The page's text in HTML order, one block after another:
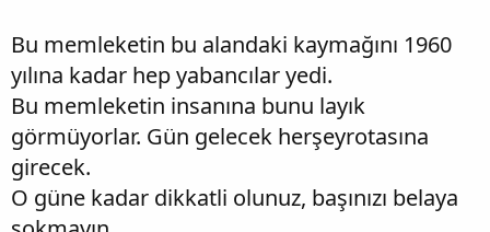
Bu memleketin bu alandaki kaymağını 1960
yılına kadar hep yabancılar yedi.
Bu memleketin insanına bunu layık
görmüyorlar. Gün gelecek herşeyrotasına
girecek.
O güne kadar dikkatli olunuz, başınızı belaya